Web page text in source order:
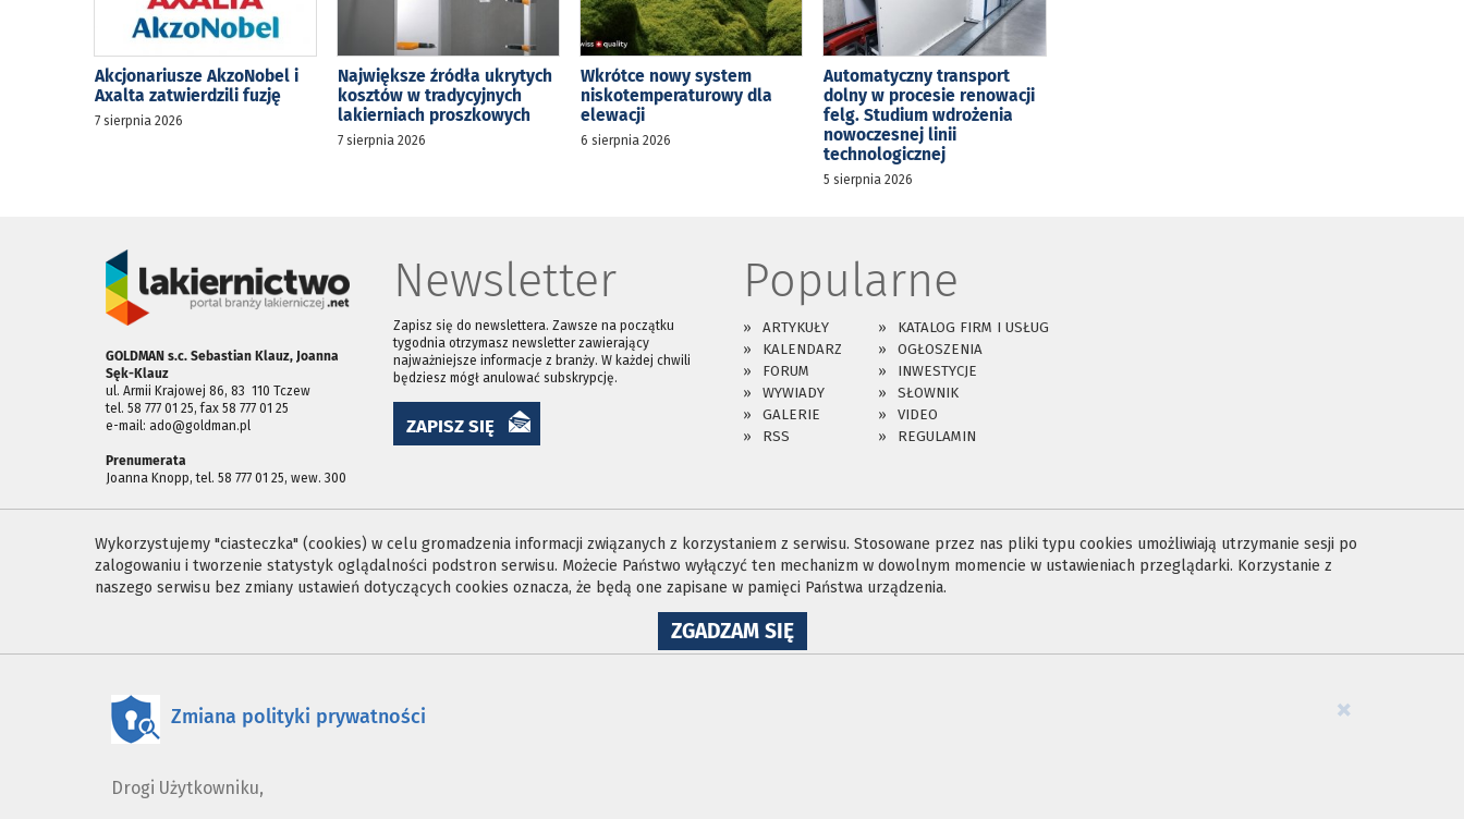
Akcjonariusze AkzoNobel i
Axalta zatwierdzili fuzję
7 sierpnia 2026
Największe źródła ukrytych
kosztów w tradycyjnych
lakierniach proszkowych
7 sierpnia 2026
Wkrótce nowy system
niskotemperaturowy dla
elewacji
6 sierpnia 2026
Automatyczny transport
dolny w procesie renowacji
felg. Studium wdrożenia
nowoczesnej linii
technologicznej
5 sierpnia 2026
GOLDMAN s.c. Sebastian Klauz, Joanna
Sęk-Klauz
ul. Armii Krajowej 86, 83 ­ 110 Tczew
tel. 58 777 01 25, fax 58 777 01 25
e-mail: ado@goldman.pl
Prenumerata
Joanna Knopp, tel. 58 777 01 25, wew. 300
Newsletter
Zapisz się do newslettera. Zawsze na początku
tygodnia otrzymasz newsletter zawierający
najważniejsze informacje z branży. W każdej chwili
będziesz mógł anulować subskrypcję.
ZAPISZ SIĘ
Popularne
ARTYKUŁY
KATALOG FIRM I USŁUG
KALENDARZ
OGŁOSZENIA
FORUM
INWESTYCJE
WYWIADY
SŁOWNIK
GALERIE
VIDEO
RSS
REGULAMIN
Wykorzystujemy "ciasteczka" (cookies) w celu gromadzenia informacji związanych z korzystaniem z serwisu. Stosowane przez nas pliki typu cookies umożliwiają utrzymanie sesji po
zalogowaniu i tworzenie statystyk oglądalności podstron serwisu. Możecie Państwo wyłączyć ten mechanizm w dowolnym momencie w ustawieniach przeglądarki. Korzystanie z
naszego serwisu bez zmiany ustawień dotyczących cookies oznacza, że będą one zapisane w pamięci Państwa urządzenia.
ZGADZAM SIĘNA
WYKORZYSTANIE
×
Zmiana polityki prywatności
Drogi Użytkowniku,